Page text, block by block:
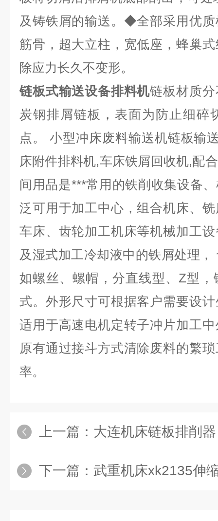
及铸铁屑的输送。◆全部采用优
筋骨，超大立柱，宽低座，蜂巢
除应力长久不变形。
链板式输送设备排料机链板材质
炭钢排屑链板，表面为防止细碎
点。 小型冲床废料输送机链板输
床附件排料机,车床铁屑回收机,配
间用品是***常用的铁削收集设备
泛可用于加工中心，组合机床、
车床、齿轮加工机床等机械加工
及湿式加工冷却液中的铁屑处理
如螺丝、螺帽，分直线型、Z型
式。外形尺寸可根据客户需要设
适用于高速电机定转子冲片加工
原有通过接斗方式清除废料的繁
率。
上一篇： 大连机床链板排削器
下一篇： 武重机床xk2135伸